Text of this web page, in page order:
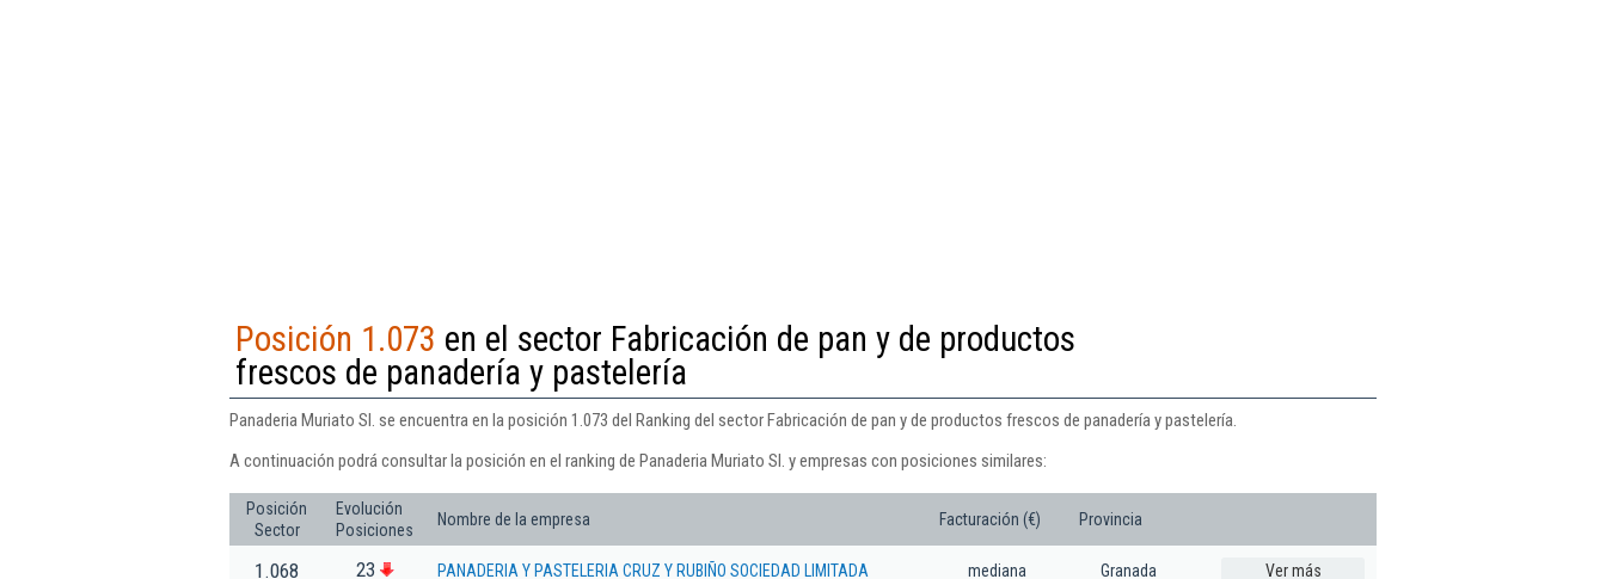
Posición 1.073 en el sector Fabricación de pan y de productos
frescos de panadería y pastelería
Panaderia Muriato Sl. se encuentra en la posición 1.073 del Ranking del sector Fabricación de pan y de productos frescos de panadería y pastelería.
A continuación podrá consultar la posición en el ranking de Panaderia Muriato Sl. y empresas con posiciones similares:
Posición
Sector
Evolución
Posiciones
Nombre de la empresa Facturación (€) Provincia
1.068 23 PANADERIA Y PASTELERIA CRUZ Y RUBIÑO SOCIEDAD LIMITADA mediana Granada Ver más